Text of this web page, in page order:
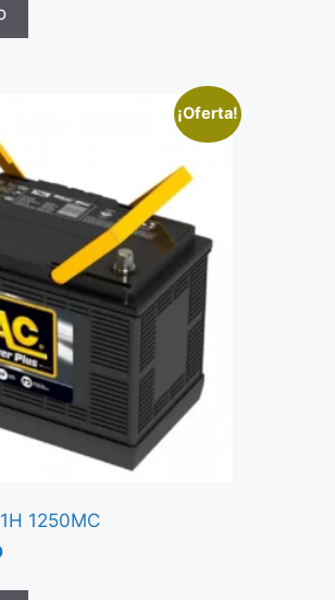
¡Oferta!
1250MC